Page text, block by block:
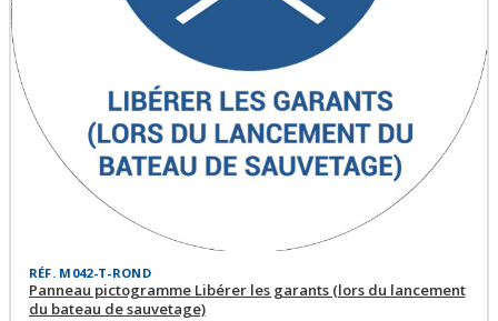
RÉF. M042-T-ROND
Panneau pictogramme Libérer les garants (lors du lancement
du bateau de sauvetage)